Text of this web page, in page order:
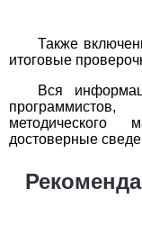
2 3 4
1
2 3
1
2 3 4
Также
итоговые
Вся
методического
достоверные